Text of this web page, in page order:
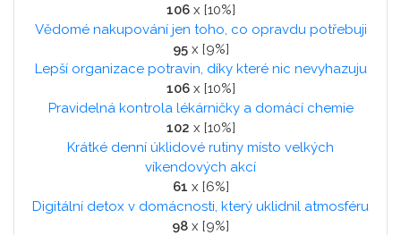
106x [10%]
Vědomé nakupování jen toho, co opravdu potřebuji
95x [9%]
Lepší organizace potravin, díky které nic nevyhazuju
106x [10%]
Pravidelná kontrola lékárničky a domácí chemie
102 x [10%]
Krátké denní úklidové rutiny místo velkých
víkendových akcí
61 x [6%]
Digitální detox v domácnosti, který uklidnil atmosféru
98 x [9%]